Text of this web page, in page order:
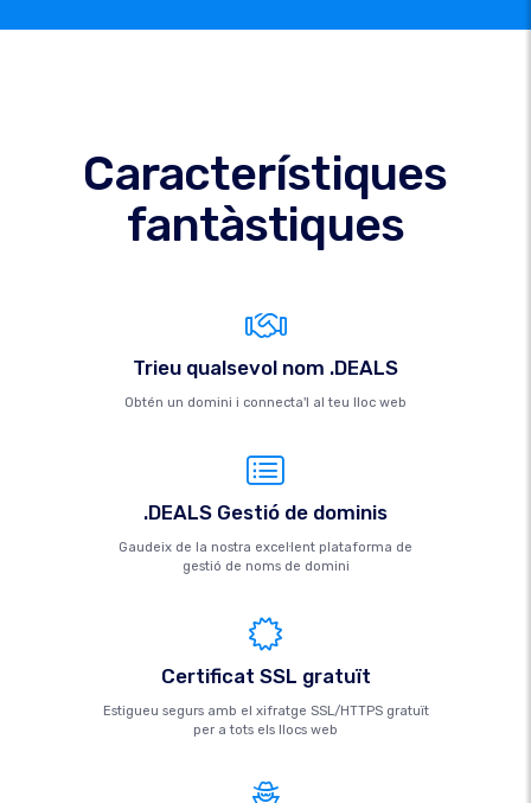
Característiques
fantàstiques
Trieu qualsevol nom .DEALS
Obtén un domini i connecta'l al teu lloc web
.DEALS Gestió de dominis
Gaudeix de la nostra excel·lent plataforma de
gestió de noms de domini
Certificat SSL gratuït
Estigueu segurs amb el xifratge SSL/HTTPS gratuït
per a tots els llocs web